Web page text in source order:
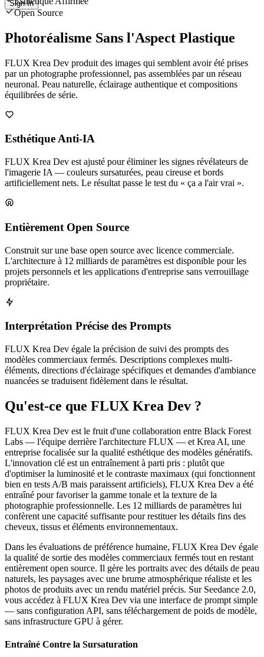
Sign In
Open Source
Photoréalisme Sans l'Aspect Plastique
FLUX Krea Dev produit des images qui semblent avoir été prises
par un photographe professionnel, pas assemblées par un réseau
neuronal. Peau naturelle, éclairage authentique et compositions
équilibrées de série.
Esthétique Anti-IA
FLUX Krea Dev est ajusté pour éliminer les signes révélateurs de
l'imagerie IA — couleurs sursaturées, peau cireuse et bords
artificiellement nets. Le résultat passe le test du « ça a l'air vrai ».
Entièrement Open Source
Construit sur une base open source avec licence commerciale.
L'architecture à 12 milliards de paramètres est disponible pour les
projets personnels et les applications d'entreprise sans verrouillage
propriétaire.
Interprétation Précise des Prompts
FLUX Krea Dev égale la précision de suivi des prompts des
modèles commerciaux fermés. Descriptions complexes multi-
éléments, directions d'éclairage spécifiques et demandes d'ambiance
nuancées se traduisent fidèlement dans le résultat.
Qu'est-ce que FLUX Krea Dev ?
FLUX Krea Dev est le fruit d'une collaboration entre Black Forest
Labs — l'équipe derrière l'architecture FLUX — et Krea AI, une
entreprise focalisée sur la qualité esthétique des modèles génératifs.
L'innovation clé est un entraînement à parti pris : plutôt que
d'optimiser la luminosité et le contraste maximaux (qui fonctionnent
bien en tests A/B mais paraissent artificiels), FLUX Krea Dev a été
entraîné pour favoriser la gamme tonale et la texture de la
photographie professionnelle. Les 12 milliards de paramètres lui
confèrent une capacité suffisante pour restituer les détails fins des
cheveux, tissus et éléments environnementaux.
Dans les évaluations de préférence humaine, FLUX Krea Dev égale
la qualité de sortie des modèles commerciaux fermés tout en restant
entièrement open source. Il gère les portraits avec des détails de peau
naturels, les paysages avec une brume atmosphérique réaliste et les
photos de produits avec un rendu matériel précis. Sur Seedance 2.0,
vous accédez à FLUX Krea Dev via une interface de prompt simple
— sans configuration API, sans téléchargement de poids de modèle,
sans infrastructure GPU à gérer.
Entraîné Contre la Sursaturation